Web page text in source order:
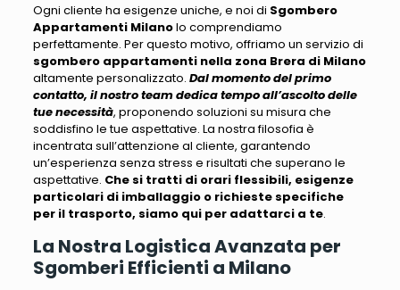
Ogni cliente ha esigenze uniche, e noi di Sgombero
Appartamenti Milanolo comprendiamo
perfettamente. Per questo motivo, offriamo un servizio di
sgombero appartamenti nella zona Brera di Milano
altamente personalizzato. Dal momento del primo
contatto, il nostro team dedica tempo all’ascolto delle
tue necessità, proponendo soluzioni su misura che
soddisfino le tue aspettative. La nostra filosofia è
incentrata sull’attenzione al cliente, garantendo
un’esperienza senza stress e risultati che superano le
aspettative. Che si tratti di orari flessibili, esigenze
particolari di imballaggio o richieste specifiche
per il trasporto, siamo qui per adattarci a te.
La Nostra Logistica Avanzata per
Sgomberi Efficienti a Milano